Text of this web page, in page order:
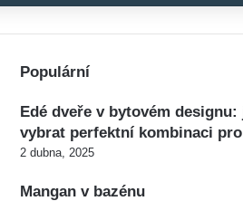
Populární
Edé dveře v bytovém designu:
vybrat perfektní kombinaci
2 dubna, 2025
Mangan v bazénu